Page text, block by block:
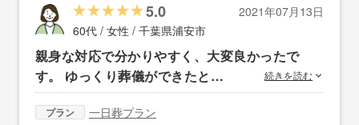
5.0
2021年07月13日
60代 / 女性 / 千葉県浦安市
親身な対応で分かりやすく、大変良かったで
す。 ゆっくり葬儀ができたと…
続きを読む
プラン 一日葬プラン